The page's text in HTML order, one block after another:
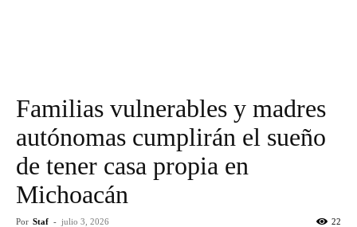
Familias vulnerables y madres
autónomas cumplirán el sueño
de tener casa propia en
Michoacán
Por Staf - julio 3, 2026 22